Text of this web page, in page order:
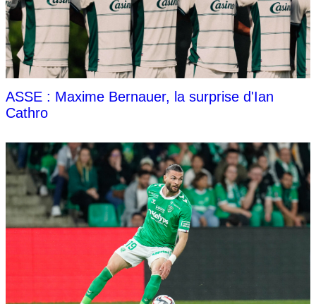
ASSE : Maxime Bernauer, la surprise d'Ian
Cathro